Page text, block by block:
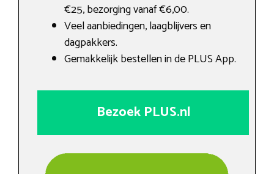
€25, bezorging vanaf €6,00.
Veel aanbiedingen, laagblijvers en
dagpakkers.
Gemakkelijk bestellen in de PLUS App.
Bezoek PLUS.nl